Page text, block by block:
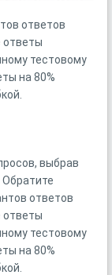
ответов
ответы
тестовому
на 80%
выбрав
ответов
ответы
тестовому
на 80%